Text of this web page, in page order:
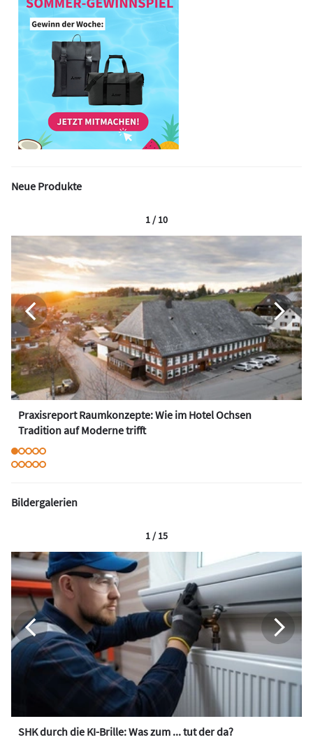
Neue Produkte
Praxisreport Raumkonzepte: Wie im Hotel Ochsen
Tradition auf Moderne trifft
1 / 10
Bildergalerien
SHK durch die KI-Brille: Was zum ... tut der da?
1 / 15